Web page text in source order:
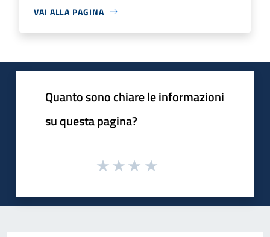
VAI ALLA PAGINA
Quanto sono chiare le informazioni
su questa pagina?